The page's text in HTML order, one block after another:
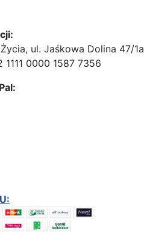
ul. Jaśkowa Dolina 47/
0000 1587 7356